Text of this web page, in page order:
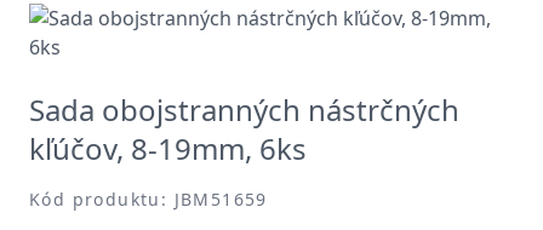
Sada obojstranných nástrčných
kľúčov, 8-19mm, 6ks
Kód produktu: JBM51659